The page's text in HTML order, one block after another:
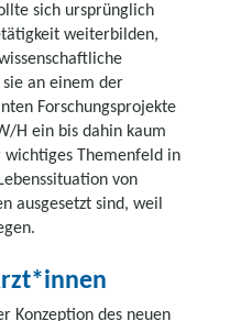
sich ursprünglich
weiterbilden,
an einem der
Forschungsprojekte
H ein bis dahin kaum
Themenfeld in
von
ausgesetzt sind, weil
Konzeption des neuen